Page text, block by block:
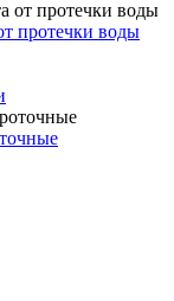
протечки воды